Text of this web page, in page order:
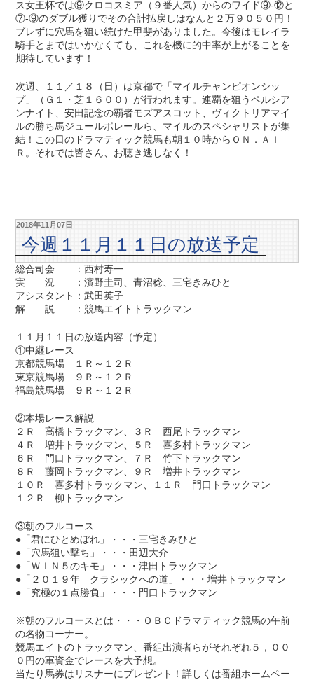
ス女王杯では⑨クロコスミア（９番人気）からのワイド⑨-⑫と
⑦-⑨のダブル獲りでその合計払戻しはなんと２万９０５０円！
ブレずに穴馬を狙い続けた甲斐がありました。今後はモレイラ
騎手とまではいかなくても、これを機に的中率が上がることを
期待しています！
次週、１１／１８（日）は京都で「マイルチャンピオンシッ
プ」（Ｇ１・芝１６００）が行われます。連覇を狙うペルシア
ンナイト、安田記念の覇者モズアスコット、ヴィクトリアマイ
ルの勝ち馬ジュールポレールら、マイルのスペシャリストが集
結！この日のドラマティック競馬も朝１０時からＯＮ．ＡＩ
Ｒ。それでは皆さん、お聴き逃しなく！
2018年11月07日
今週１１月１１日の放送予定
総合司会 ：西村寿一
実 況 ：濱野圭司、青沼稔、三宅きみひと
アシスタント：武田英子
解 説 ：競馬エイトトラックマン
１１月１１日の放送内容（予定）
①中継レース
京都競馬場 １Ｒ～１２Ｒ
東京競馬場 ９Ｒ～１２Ｒ
福島競馬場 ９Ｒ～１２Ｒ
②本場レース解説
２Ｒ 高橋トラックマン、３Ｒ 西尾トラックマン
４Ｒ 増井トラックマン、５Ｒ 喜多村トラックマン
６Ｒ 門口トラックマン、７Ｒ 竹下トラックマン
８Ｒ 藤岡トラックマン、９Ｒ 増井トラックマン
１０Ｒ 喜多村トラックマン、１１Ｒ 門口トラックマン
１２Ｒ 柳トラックマン
③朝のフルコース
●「君にひとめぼれ」・・・三宅きみひと
●「穴馬狙い撃ち」・・・田辺大介
●「ＷＩＮ５のキモ」・・・津田トラックマン
●「２０１９年 クラシックへの道」・・・増井トラックマン
●「究極の１点勝負」・・・門口トラックマン
※朝のフルコースとは・・・ＯＢＣドラマティック競馬の午前
の名物コーナー。
競馬エイトのトラックマン、番組出演者らがそれぞれ５，００
０円の軍資金でレースを大予想。
当たり馬券はリスナーにプレゼント！詳しくは番組ホームペー